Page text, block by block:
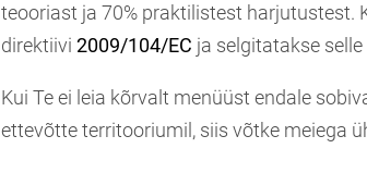
teooriast ja 70% praktilistest harjutustest.
direktiivi 2009/104/EC ja selgitatakse
Kui Te ei leia kõrvalt menüüst endale
ettevõtte territooriumil, siis võtke meiega